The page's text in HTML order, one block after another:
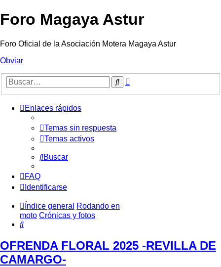
Foro Magaya Astur
Foro Oficial de la Asociación Motera Magaya Astur
Obviar
Buscar
Enlaces rápidos
Temas sin respuesta
Temas activos
Buscar
FAQ
Identificarse
Índice general Rodando en
moto Crónicas y fotos
Buscar
OFRENDA FLORAL 2025 -REVILLA DE
CAMARGO-